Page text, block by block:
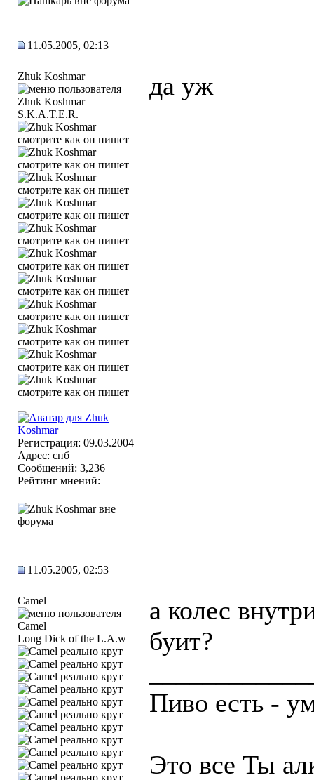
11.05.2005, 02:13
Zhuk Koshmar
S.K.A.T.E.R.
Регистрация: 09.03.2004
Адрес: спб
Сообщений: 3,236
Рейтинг мнений:
да уж
11.05.2005, 02:53
Camel
Long Dick of the L.A.w
а колес
буит?
Пиво есть -
Это все Ты